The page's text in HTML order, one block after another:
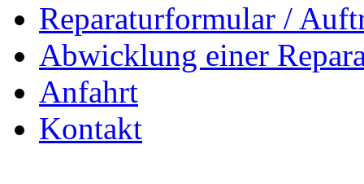
Reparaturformular /
Abwicklung einer
Anfahrt
Kontakt